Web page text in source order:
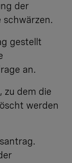
der
schwärzen.
gestellt
an.
zu dem die
werden